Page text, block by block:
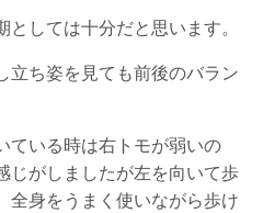
しては十分だと思います。
立ち姿を見ても前後のバラン
ている時は右トモが弱いの
じがしましたが左を向いて歩
全身をうまく使いながら歩け